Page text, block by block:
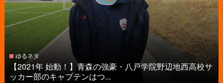
ゆるネタ
【2021年 始動！】青森の強豪・八戸学院野辺地西高校サ
ッカー部のキャプテンはつ...